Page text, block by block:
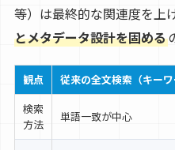
等）は最終的な関連度を上
とメタデータ設計を固める
観点 従来の全文検索（キーワ
検索
方法
単語一致が中心